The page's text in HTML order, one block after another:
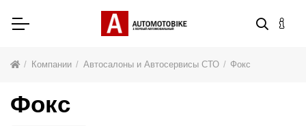
Компании Автосалоны и Автосервисы СТО Фокс
Фокс